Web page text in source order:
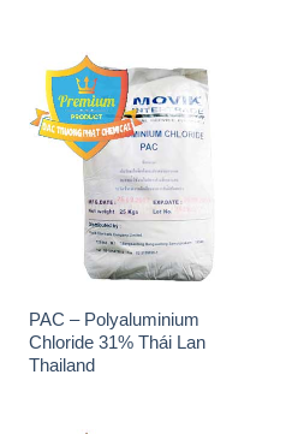
PAC – Polyaluminium
Chloride 31% Thái Lan
Thailand